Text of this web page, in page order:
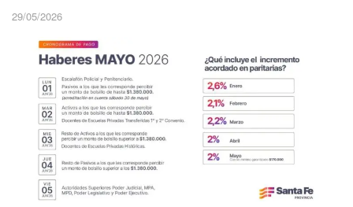
29/05/2026